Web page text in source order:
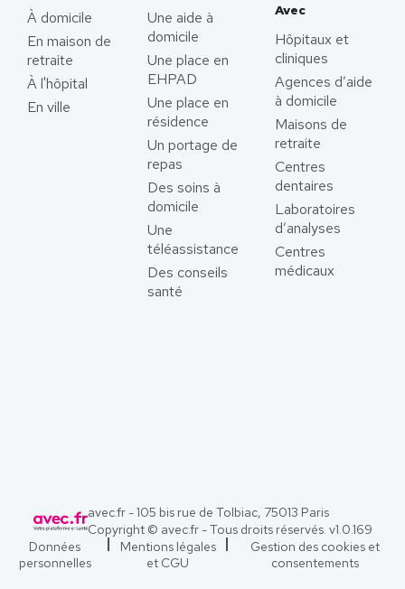
À domicile
En maison de
retraite
À l'hôpital
En ville
Une aide à
domicile
Une place en
EHPAD
Une place en
résidence
Un portage de
repas
Des soins à
domicile
Une
téléassistance
Des conseils
santé
Avec
Hôpitaux et
cliniques
Agences d’aide
à domicile
Maisons de
retraite
Centres
dentaires
Laboratoires
d’analyses
Centres
médicaux
avec.fr - 105 bis rue de Tolbiac, 75013 Paris
Copyright © avec.fr - Tous droits réservés. v1.0.169
Données
personnelles
Mentions légales
et CGU
Gestion des cookies et
consentements